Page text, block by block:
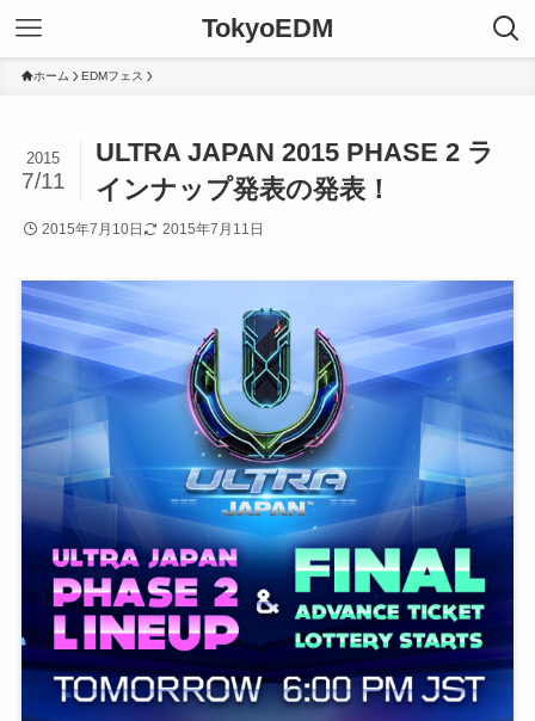
TokyoEDM
ホーム EDMフェス
ULTRA JAPAN 2015 PHASE 2 ラ
インナップ発表の発表！
2015
7/11
2015年7月10日 2015年7月11日